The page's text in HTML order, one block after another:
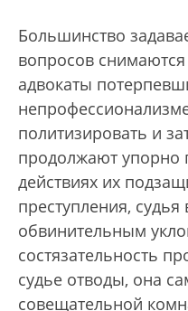
Большинство
вопросов
адвокаты
политизировать и
продолжают упорно
действиях их
преступления, судья
обвинительным
состязательность
судье отводы, она
совещательной